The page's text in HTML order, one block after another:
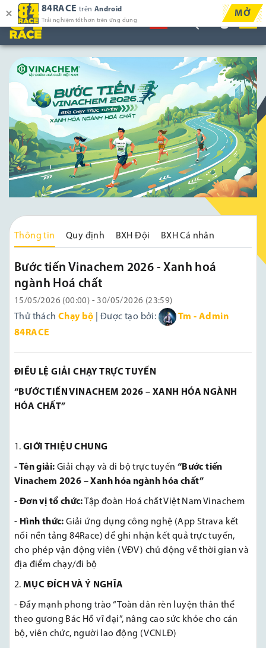
Thông tin Quy định BXH Đội BXH Cá nhân
Bước tiến Vinachem 2026 - Xanh hoá
ngành Hoá chất
15/05/2026 (00:00) - 30/05/2026 (23:59)
Thử thách Chạy bộ | Được tạo bởi:
Tm - Admin
84RACE
ĐIỀU LỆ GIẢI CHẠY TRỰC TUYẾN
“BƯỚC TIẾN VINACHEM 2026 – XANH HÓA NGÀNH
HÓA CHẤT”
GIỚI THIỆU CHUNG
- Tên giải: Giải chạy và đi bộ trực tuyến “Bước tiến
Vinachem 2026 – Xanh hóa ngành hóa chất”
- Đơn vị tổ chức:Tập đoàn Hoá chất Việt Nam Vinachem
- Hình thức: Giải ứng dụng công nghệ (App Strava kết
nối nền tảng 84Race) để ghi nhận kết quả trực tuyến,
cho phép vận động viên (VĐV) chủ động về thời gian và
địa điểm chạy/đi bộ
MỤC ĐÍCH VÀ Ý NGHĨA
- Đẩy mạnh phong trào “Toàn dân rèn luyện thân thể
theo gương Bác Hồ vĩ đại”, nâng cao sức khỏe cho cán
bộ, viên chức, người lao động (VCNLĐ)
84RACE trên Android
Trải nghiệm tốt hơn trên ứng dụng
MỞ